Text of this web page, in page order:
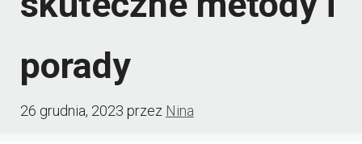
porady
26 grudnia, 2023 przez Nina